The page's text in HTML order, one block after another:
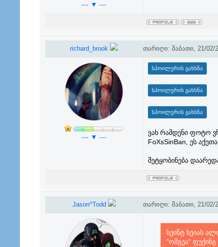
--- ▼ ---
richard_brook თარიღი: შაბათი, 21/02/
--- ▼ ---
ვახ რამდენი ფოტო
FoXsSinBan, ეს
შეტყობინება
Jason^Todd თარიღი: შაბათი, 21/02/
სეინტ სეიას
"ომგეა" ფუქინგ